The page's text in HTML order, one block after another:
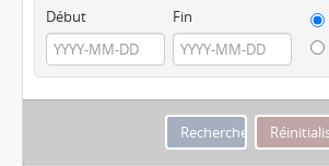
Début Fin